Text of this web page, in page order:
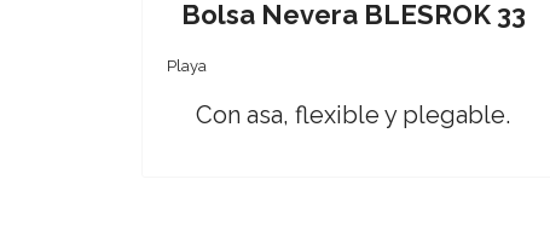
Bolsa Nevera BLESROK 33
Playa
Con asa, flexible y plegable.